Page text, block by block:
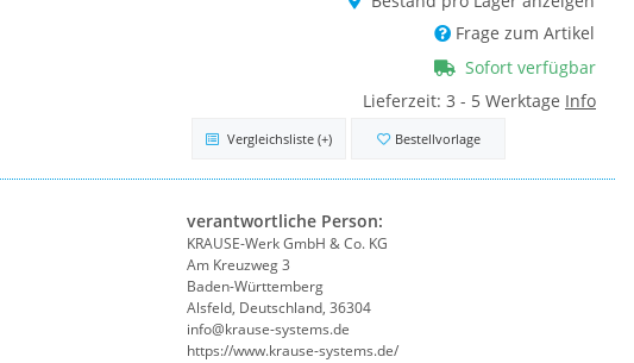
Frage zum Artikel
Sofort verfügbar
Lieferzeit: 3 - 5 Werktage Info
Vergleichsliste (+) Bestellvorlage
verantwortliche Person:
KRAUSE-Werk GmbH & Co. KG
Am Kreuzweg 3
Baden-Württemberg
Alsfeld, Deutschland, 36304
info@krause-systems.de
https://www.krause-systems.de/